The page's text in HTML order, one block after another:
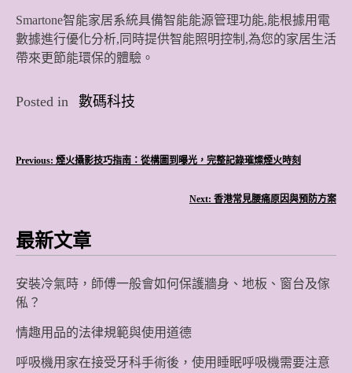
Smartone智能家居系統具備智能能源管理功能,能根據用電
數據進行優化分析,同時提供智能照明控制,為您的家居生活
帶來更節能環保的體驗。
Posted in 數碼科技
文
覽
Previous: 煙火攝影技巧指南：從構圖到曝光，完整記錄璀燦煙火時刻
Next: 香港常見腰痛原因與預防方案
最新文章
安裝冷氣時，師傅一般會如何保護牆身、地板、窗台及傢
俬？
情趣用品的法律規範與使用道德
呼吸機用家在接受牙科手術後，使用睡眠呼吸機需要注意